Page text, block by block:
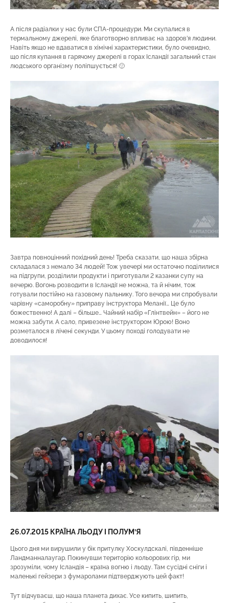
А після радіалки у нас були СПА-процедури. Ми скупалися в
термальному джерелі, яке благотворно впливає на здоров’я людини.
Навіть якщо не вдаватися в хімічні характеристики, було очевидно,
що після купання в гарячому джерелі в горах Ісландії загальний стан
людського організму поліпшується! 🙂
Завтра повноцінний похідний день! Треба сказати, що наша збірна
складалася з немало 34 людей! Тож увечері ми остаточно поділилися
на підгрупи, розділили продукти і приготували 2 казанки супу на
вечерю. Вогонь розводити в Ісландії не можна, та й нічим, тож
готували постійно на газовому пальнику. Того вечора ми спробували
чарівну «саморобну» приправу інструктора Меланії… Це було
божественно! А далі – більше… Чайний набір «Глінтвейн» – його не
можна забути. А сало, привезене інструктором Юрою! Воно
розметалося в лічені секунди. У цьому поході голодувати не
доводилося!
26.07.2015 КРАЇНА ЛЬОДУ І ПОЛУМ’Я
Цього дня ми вирушили у бік притулку Хоскулдскалі, південніше
Ландманналаугар. Покинувши територію кольорових гір, ми
зрозуміли, чому Ісландія – країна вогню і льоду. Там сусідні сніги і
маленькі гейзери з фумаролами підтверджують цей факт!
Тут відчуваєш, що наша планета дихає. Усе кипить, шипить,